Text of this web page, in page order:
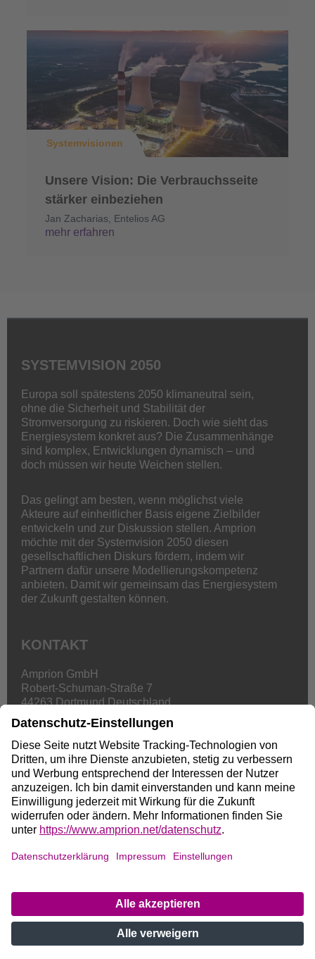
Systemvisionen
Unsere Vision: Die Verbrauchsseite
stärker einbeziehen
Jan Zacharias, Entelios AG
mehr erfahren
SYSTEMVISION 2050
Europa soll spätestens 2050 klimaneutral sein,
ohne die Sicherheit und Stabilität der
Stromversorgung zu riskieren. Doch wie sieht das
Energiesystem konkret aus? Die Zusammenhänge
sind komplex, Entwicklungen dynamisch – und
doch müssen wir heute Weichen stellen.
Das gelingt am besten, wenn möglichst viele
Akteure auf einheitlicher Basis eigene Zielbilder
entwickeln und zur Diskussion stellen. Amprion
möchte mit der Systemvision 2050 diesen
gesellschaftlichen Diskurs fördern, indem wir
Partnern dafür unsere Modellierungskompetenz
anbieten. Damit wir gemeinsam das Energiesystem
der Zukunft gestalten können.
KONTAKT
Amprion GmbH
Robert-Schuman-Straße 7
44263 Dortmund Deutschland
Telefon+49 2234 85-0
Seite teilen:
Impressum Datenschutz